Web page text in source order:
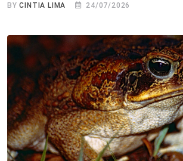
BYCINTIA LIMA 24/07/2026